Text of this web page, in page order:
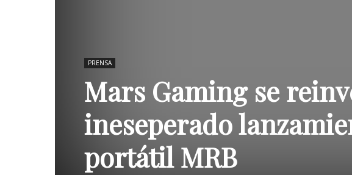
PRENSA
Mars Gaming se
ineseperado
portátil MRB